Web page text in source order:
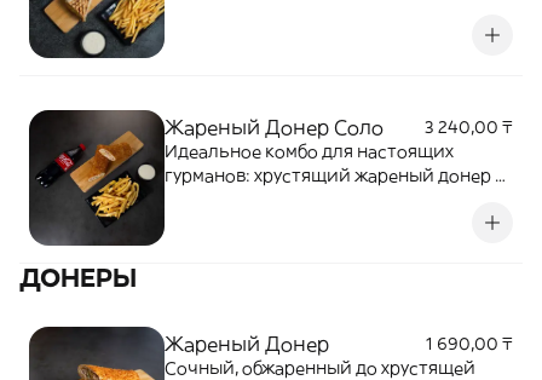
Жареный Донер Соло
3 240,00 ₸
Идеальное комбо для настоящих
гурманов: хрустящий жареный донер с
ДОНЕРЫ
Жареный Донер
1 690,00 ₸
Сочный, обжаренный до хрустящей